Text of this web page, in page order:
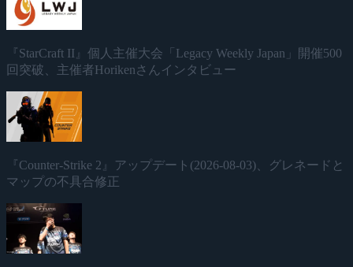
『StarCraft II』個人主催大会「Legacy Weekly Japan」開催500
回突破、主催者Horikenさんインタビュー
『Counter-Strike 2』アップデート(2026-08-03)、グレネードと
マップの不具合修正